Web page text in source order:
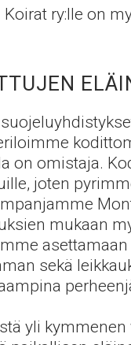
Koirat ry:lle on
on omistaja.
joten
mukaan
sekä
yli